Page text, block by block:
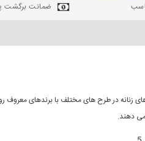
ضمانت برگشت
در طرح های مختلف با برندهای معروف
دهند.